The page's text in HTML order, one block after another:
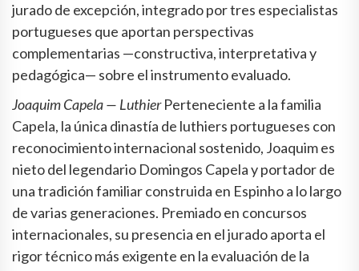
jurado de excepción, integrado por tres especialistas
portugueses que aportan perspectivas
complementarias —constructiva, interpretativa y
pedagógica— sobre el instrumento evaluado.
Joaquim Capela — LuthierPerteneciente a la familia
Capela, la única dinastía de luthiers portugueses con
reconocimiento internacional sostenido, Joaquim es
nieto del legendario Domingos Capela y portador de
una tradición familiar construida en Espinho a lo largo
de varias generaciones. Premiado en concursos
internacionales, su presencia en el jurado aporta el
rigor técnico más exigente en la evaluación de la